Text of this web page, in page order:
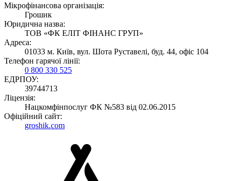
Мікрофінансова організація:
Грошик
Юридична назва:
ТОВ «ФК ЕЛІТ ФІНАНС ГРУП»
Адреса:
01033 м. Київ, вул. Шота Руставелі, буд. 44, офіс 104
Телефон гарячої лінії:
0 800 330 525
ЕДРПОУ:
39744713
Ліцензія:
Нацкомфінпослуг ФК №583 від 02.06.2015
Офіційний сайт:
groshik.com